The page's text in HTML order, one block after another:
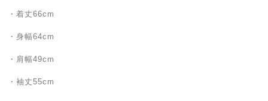
・着丈66cm
・身幅64cm
・肩幅49cm
・袖丈55cm